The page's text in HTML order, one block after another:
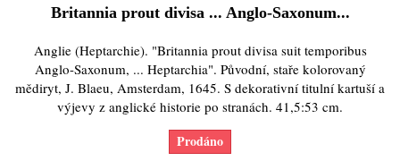
Britannia prout divisa ... Anglo-Saxonum...
Anglie (Heptarchie). "Britannia prout divisa suit temporibus
Anglo-Saxonum, ... Heptarchia". Původní, staře kolorovaný
mědiryt, J. Blaeu, Amsterdam, 1645. S dekorativní titulní kartuší a
výjevy z anglické historie po stranách. 41,5:53 cm.
Prodáno